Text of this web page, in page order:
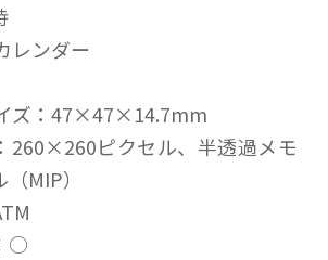
レンダー
ズ：47×47×14.7mm
260×260ピクセル、半透過メモ
MIP）
○